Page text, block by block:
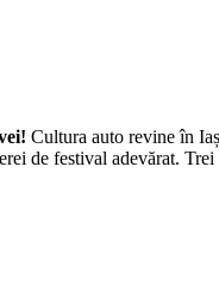
Cultura auto revine în
de festival adevărat.